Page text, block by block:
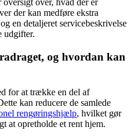
der kan medføre ekstra
en detaljeret servicebeskrivelse
udgifter.
og hvordan kan
for at trække en del af
kan reducere de samlede
rengøringshjælp, hvilket gør
at opretholde et rent hjem.